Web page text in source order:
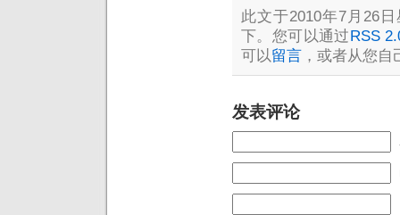
此文于2010年7月26
下。您可以通过RSS
可以留言 ，或者从您自
发表评论